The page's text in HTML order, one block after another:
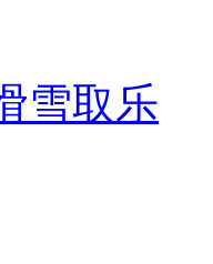
雪取乐